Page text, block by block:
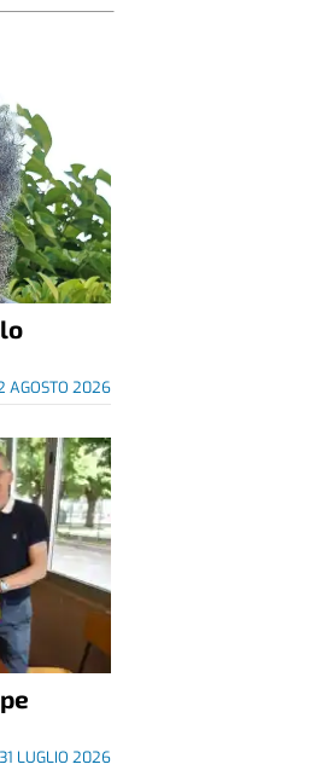
AGOSTO 2026
31 LUGLIO 2026